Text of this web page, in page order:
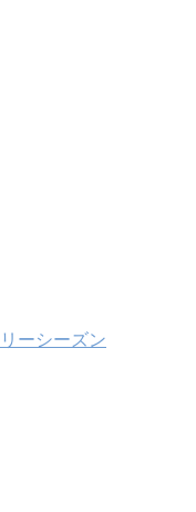
ーシーズン